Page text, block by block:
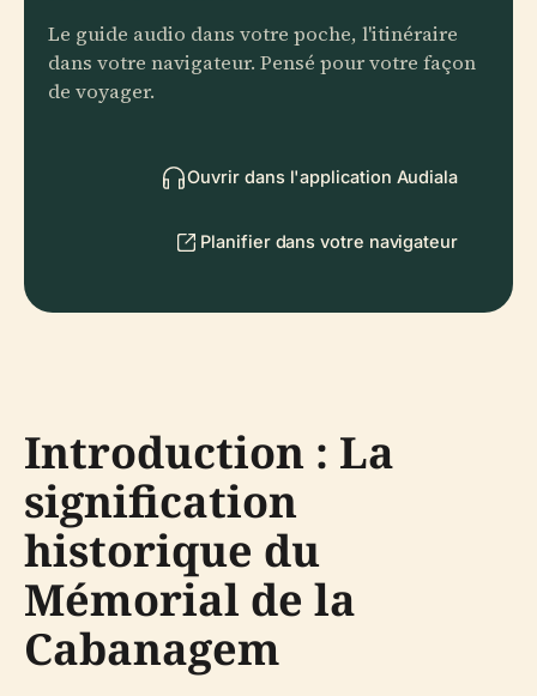
Le guide audio dans votre poche, l'itinéraire
dans votre navigateur. Pensé pour votre façon
de voyager.
Ouvrir dans l'application Audiala
Planifier dans votre navigateur
Introduction : La
signification
historique du
Mémorial de la
Cabanagem